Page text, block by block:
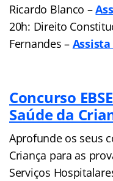
Ricardo Blanco –
20h: Direito
Fernandes –
Concurso
Saúde da
Aprofunde os seus
Criança para as
Serviços